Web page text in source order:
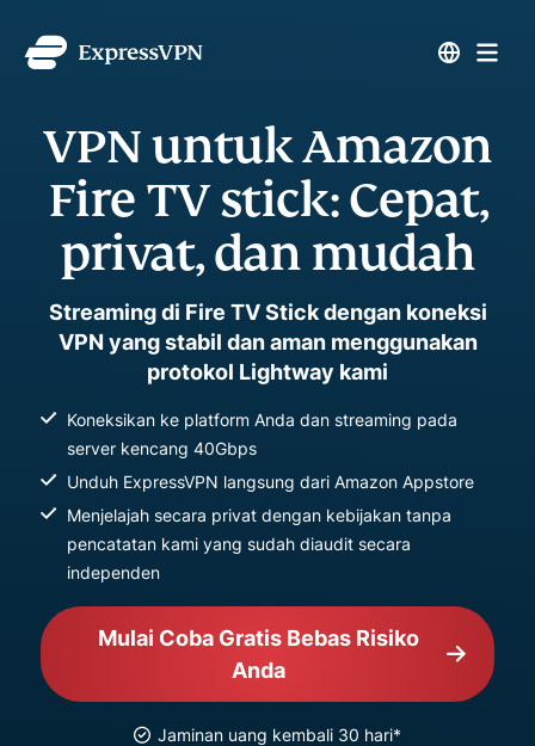
VPN untuk Amazon
Fire TV stick: Cepat,
privat, dan mudah
Streaming di Fire TV Stick dengan koneksi
VPN yang stabil dan aman menggunakan
protokol Lightway kami
Koneksikan ke platform Anda dan streaming pada
server kencang 40Gbps
Unduh ExpressVPN langsung dari Amazon Appstore
Menjelajah secara privat dengan kebijakan tanpa
pencatatan kami yang sudah diaudit secara
independen
Mulai Coba Gratis Bebas Risiko
Anda
Jaminan uang kembali 30 hari*